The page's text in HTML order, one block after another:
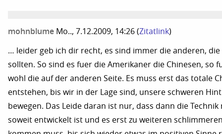
mohnblume Mo.., 7.12.2009, 14:26 (Zitatlink)
… leider geb ich dir recht, es sind immer die anderen, die
sollten. So sind es fuer die Amerikaner die Chinesen, so
wohl die auf der anderen Seite. Es muss erst das totale
entstehen, bis wir in der Lage sind, unsere schweren
bewegen. Das Leide daran ist nur, dass dann die Technik
soweit entwickelt ist und es erst zu weiteren